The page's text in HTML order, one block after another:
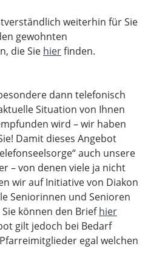
weiterhin für Sie
gewohnten
die Sie hierfinden.
dann telefonisch
Situation von Ihnen
wird – wir haben
Damit dieses Angebot
auch unsere
– von denen viele ja nicht
wir auf Initiative von Diakon
Seniorinnen und Senioren
können den Briefhier
gilt jedoch bei Bedarf
egal welchen